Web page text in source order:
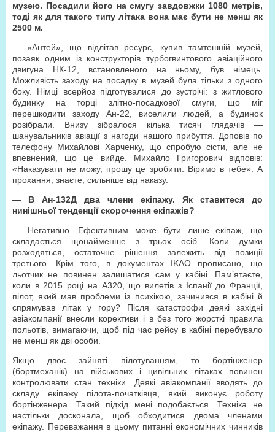
музею. Посадили його на смугу завдовжки 1080 метрів,
тоді як для такого типу літака вона має бути не менш як
2500 м.
— «Антей», що відлітав ресурс, купив тамтешній музей,
позаяк одним із конструкторів турбогвинтового авіаційного
двигуна НК-12, встановленого на ньому, був німець.
Можливість заходу на посадку в музей була тільки з одного
боку. Німці всерйоз підготувалися до зустрічі: з житлового
будинку на торці злітно-посадкової смуги, що міг
перешкодити заходу Ан-22, виселили людей, а будинок
розібрали. Внизу зібралося кілька тисяч глядачів —
шанувальників авіації з нагоди нашого прибуття. Доповів по
телефону Михайлові Харченку, що спробую сісти, але не
впевнений, що це вийде. Михайло Григорович відповів:
«Наказувати не можу, прошу це зробити. Віримо в тебе». А
прохання, знаєте, сильніше від наказу.
— В Ан-132Д два члени екіпажу. Як ставитеся до
нинішньої тенденції скорочення екіпажів?
— Негативно. Ефективним може бути лише екіпаж, що
складається щонайменше з трьох осіб. Коли думки
розходяться, остаточне рішення залежить від позиції
третього. Крім того, в документах ІKAO прописано, що
льотчик не повинен залишатися сам у кабіні. Пам’ятаєте,
коли в 2015 році на А320, що вилетів з Іспанії до Франції,
пілот, який мав проблеми із психікою, зачинився в кабіні й
спрямував літак у гору? Після катастрофи деякі західні
авіакомпанії внесли корективи і в без того жорсткі правила
польотів, вимагаючи, щоб під час рейсу в кабіні перебувало
не менш як дві особи.
Якщо двоє зайняті пілотуванням, то бортінженер
(бортмеханік) на військових і цивільних літаках повинен
контролювати стан техніки. Деякі авіакомпанії вводять до
складу екіпажу пілота-початківця, який виконує роботу
бортінженера. Такий підхід мені подобається. Техніка не
настільки досконала, щоб обходитися двома членами
екіпажу. Переважання в цьому питанні економічних чинників